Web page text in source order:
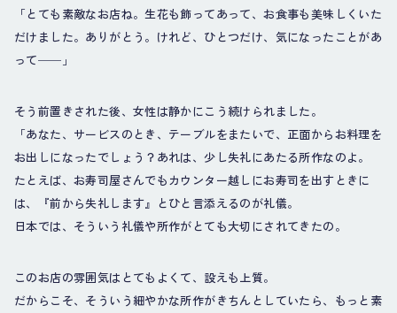
「とても素敵なお店ね。生花も飾ってあって、お食事も美味しくいた
だけました。ありがとう。けれど、ひとつだけ、気になったことがあ
って──」
そう前置きされた後、女性は静かにこう続けられました。
「あなた、サービスのとき、テーブルをまたいで、正面からお料理を
お出しになったでしょう？あれは、少し失礼にあたる所作なのよ。
たとえば、お寿司屋さんでもカウンター越しにお寿司を出すときに
は、『前から失礼します』とひと言添えるのが礼儀。
日本では、そういう礼儀や所作がとても大切にされてきたの。
このお店の雰囲気はとてもよくて、設えも上質。
だからこそ、そういう細やかな所作がきちんとしていたら、もっと素